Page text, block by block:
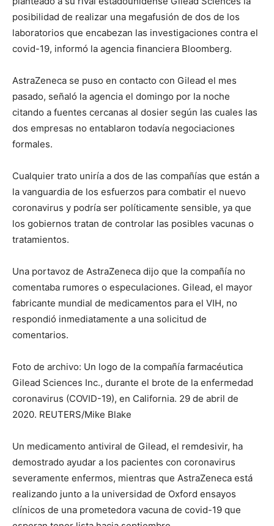
posibilidad de realizar una megafusión de dos de los
laboratorios que encabezan las investigaciones contra el
covid-19, informó la agencia financiera Bloomberg.
AstraZeneca se puso en contacto con Gilead el mes
pasado, señaló la agencia el domingo por la noche
citando a fuentes cercanas al dosier según las cuales las
dos empresas no entablaron todavía negociaciones
formales.
Cualquier trato uniría a dos de las compañías que están a
la vanguardia de los esfuerzos para combatir el nuevo
coronavirus y podría ser políticamente sensible, ya que
los gobiernos tratan de controlar las posibles vacunas o
tratamientos.
Una portavoz de AstraZeneca dijo que la compañía no
comentaba rumores o especulaciones. Gilead, el mayor
fabricante mundial de medicamentos para el VIH, no
respondió inmediatamente a una solicitud de
comentarios.
Foto de archivo: Un logo de la compañía farmacéutica
Gilead Sciences Inc., durante el brote de la enfermedad
coronavirus (COVID-19), en California. 29 de abril de
2020. REUTERS/Mike Blake
Un medicamento antiviral de Gilead, el remdesivir, ha
demostrado ayudar a los pacientes con coronavirus
severamente enfermos, mientras que AstraZeneca está
realizando junto a la universidad de Oxford ensayos
clínicos de una prometedora vacuna de covid-19 que